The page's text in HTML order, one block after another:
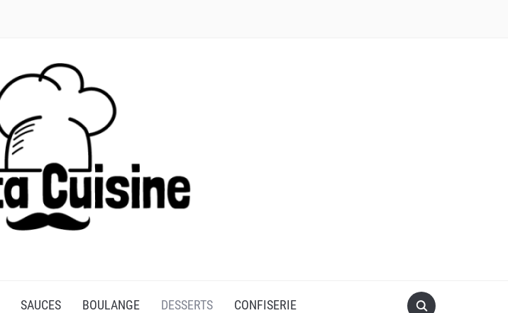
SAUCES BOULANGE DESSERTS CONFISERIE